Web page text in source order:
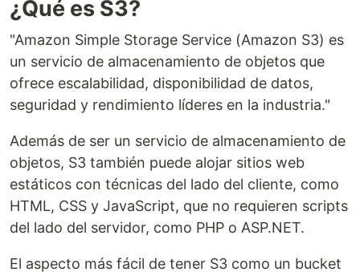
¿Qué es S3?
"Amazon Simple Storage Service (Amazon S3) es
un servicio de almacenamiento de objetos que
ofrece escalabilidad, disponibilidad de datos,
seguridad y rendimiento líderes en la industria."
Además de ser un servicio de almacenamiento de
objetos, S3 también puede alojar sitios web
estáticos con técnicas del lado del cliente, como
HTML, CSS y JavaScript, que no requieren scripts
del lado del servidor, como PHP o ASP.NET.
El aspecto más fácil de tener S3 como un bucket